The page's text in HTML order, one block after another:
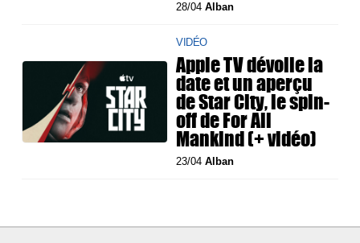
28/04Alban
VIDÉO
Apple TV dévoile la
date et un aperçu
de Star City, le spin-
off de For All
Mankind (+ vidéo)
23/04Alban